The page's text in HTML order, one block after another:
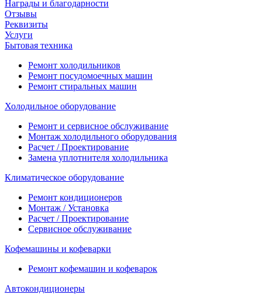
Награды и благодарности
Отзывы
Реквизиты
Услуги
Бытовая техника
Ремонт холодильников
Ремонт посудомоечных машин
Ремонт стиральных машин
Холодильное оборудование
Ремонт и сервисное обслуживание
Монтаж холодильного оборудования
Расчет / Проектирование
Замена уплотнителя холодильника
Климатическое оборудование
Ремонт кондиционеров
Монтаж / Установка
Расчет / Проектирование
Сервисное обслуживание
Кофемашины и кофеварки
Ремонт кофемашин и кофеварок
Автокондиционеры